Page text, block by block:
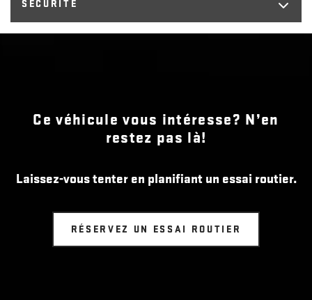
SÉCURITÉ
Ce véhicule vous intéresse? N’en
restez pas là!
Laissez-vous tenter en planifiant un essai routier.
RÉSERVEZ UN ESSAI ROUTIER